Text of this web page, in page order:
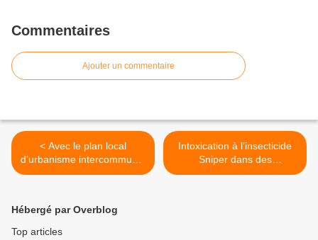
Commentaires
Ajouter un commentaire
< Avec le plan local
d’urbanisme intercommunal
Aulnay-sous-Bois protège
Intoxication à l’insecticide
Sniper dans des
appartements à La
Hébergé par Overblog
Top articles